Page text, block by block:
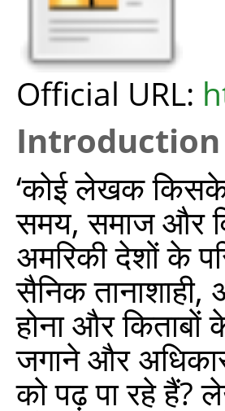
Official URL:
Introduction
‘कोई लेखक किसके
समय, समाज और
अमरिकी देशों के
सैनिक तानाशाही,
होना और
जगाने और
को पढ़ पा रहे हैं?